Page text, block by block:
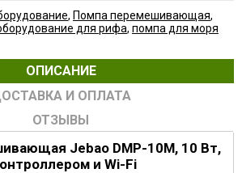
, Помпа перемешивающая,
для рифа, помпа для моря
ОПИСАНИЕ
И ОПЛАТА
ОТЗЫВЫ
Jebao DMP-10M, 10 Вт,
и Wi-Fi